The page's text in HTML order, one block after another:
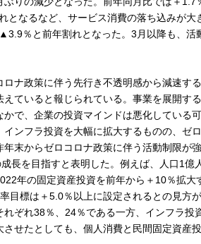
なるなど、サービス消費の落ち込みが大
％と前年割れとなった。3月以降も、活
ナ政策に伴う先行き不透明感から減速す
ていると報じられている。事業を展開す
で、企業の投資マインドは悪化している可
ンフラ投資を大幅に拡大するものの、ゼ
末からゼロコロナ政策に伴う活動制限が
長を目指すと表明した。例えば、人口1億
年の固定資産投資を前年から＋10％拡
目標は＋5.0％以上に設定されるとの見方
ぞれ38％、24％である一方、インフラ投
せたとしても、個人消費と民間固定資産